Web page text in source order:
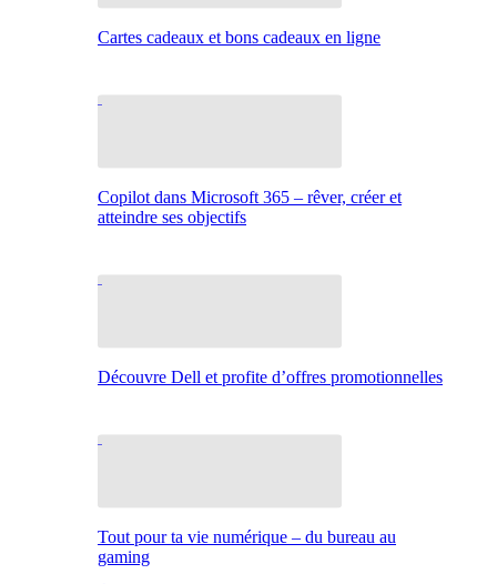
Cartes cadeaux et bons cadeaux en ligne
Copilot dans Microsoft 365 – rêver, créer et
atteindre ses objectifs
Découvre Dell et profite d’offres promotionnelles
Tout pour ta vie numérique – du bureau au
gaming